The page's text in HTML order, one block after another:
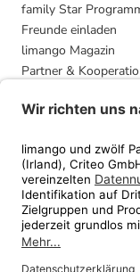
family Star
Freunde einladen
limango Magazin
Partner &
Presse